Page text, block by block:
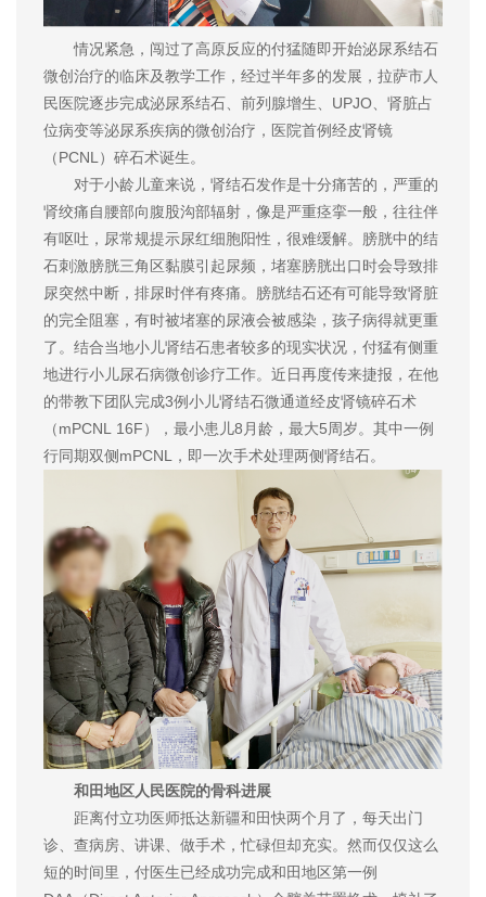
情况紧急，闯过了高原反应的付猛随即开始泌尿系结石
微创治疗的临床及教学工作，经过半年多的发展，拉萨市人
民医院逐步完成泌尿系结石、前列腺增生、UPJO、肾脏占
位病变等泌尿系疾病的微创治疗，医院首例经皮肾镜
（PCNL）碎石术诞生。
对于小龄儿童来说，肾结石发作是十分痛苦的，严重的
肾绞痛自腰部向腹股沟部辐射，像是严重痉挛一般，往往伴
有呕吐，尿常规提示尿红细胞阳性，很难缓解。膀胱中的结
石刺激膀胱三角区黏膜引起尿频，堵塞膀胱出口时会导致排
尿突然中断，排尿时伴有疼痛。膀胱结石还有可能导致肾脏
的完全阻塞，有时被堵塞的尿液会被感染，孩子病得就更重
了。结合当地小儿肾结石患者较多的现实状况，付猛有侧重
地进行小儿尿石病微创诊疗工作。近日再度传来捷报，在他
的带教下团队完成3例小儿肾结石微通道经皮肾镜碎石术
（mPCNL 16F），最小患儿8月龄，最大5周岁。其中一例
行同期双侧mPCNL，即一次手术处理两侧肾结石。
和田地区人民医院的骨科进展
距离付立功医师抵达新疆和田快两个月了，每天出门
诊、查病房、讲课、做手术，忙碌但却充实。然而仅仅这么
短的时间里，付医生已经成功完成和田地区第一例